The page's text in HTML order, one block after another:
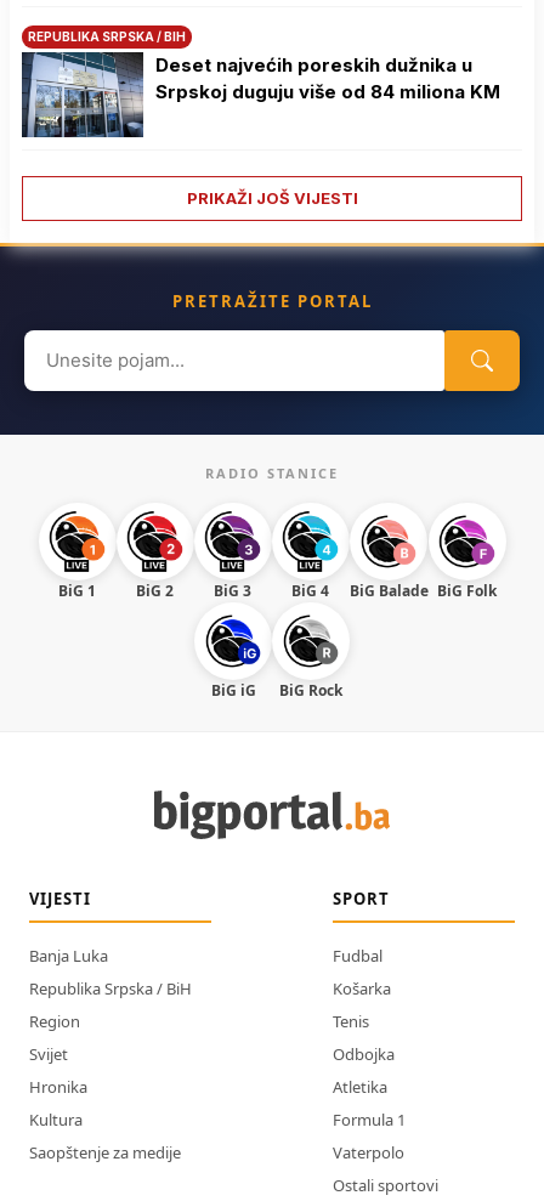
REPUBLIKA SRPSKA / BIH
Deset najvećih poreskih dužnika u
Srpskoj duguju više od 84 miliona KM
PRIKAŽI JOŠ VIJESTI
PRETRAŽITE PORTAL
Search
for:
RADIO STANICE
BiG 1 BiG 2 BiG 3 BiG 4 BiG Balade BiG Folk
BiG iG BiG Rock
VIJESTI
Banja Luka
Republika Srpska / BiH
Region
Svijet
Hronika
Kultura
Saopštenje za medije
SPORT
Fudbal
Košarka
Tenis
Odbojka
Atletika
Formula 1
Vaterpolo
Ostali sportovi